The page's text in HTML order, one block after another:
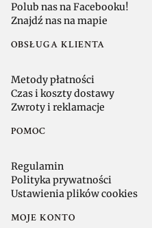
Polub nas na Facebooku!
Znajdź nas na mapie
OBSŁUGA KLIENTA
Metody płatności
Czas i koszty dostawy
Zwroty i reklamacje
POMOC
Regulamin
Polityka prywatności
Ustawienia plików cookies
MOJE KONTO